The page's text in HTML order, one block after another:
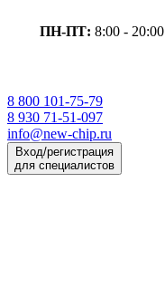
ПН-ПТ: 8:00 - 20:00
8 800 101-75-79
8 930 71-51-097
info@new-chip.ru
Вход/регистрация
для специалистов